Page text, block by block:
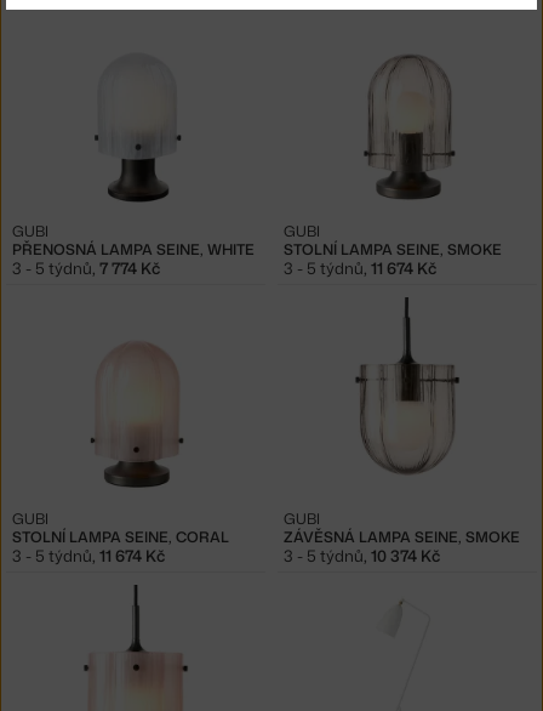
PŘENOSNÁ LAMPA SEINE, WHITE
GUBI
3 - 5 týdnů, 7 774 Kč
STOLNÍ LAMPA SEINE, SMOKE
GUBI
3 - 5 týdnů, 11 674 Kč
STOLNÍ LAMPA SEINE, CORAL
GUBI
3 - 5 týdnů, 11 674 Kč
ZÁVĚSNÁ LAMPA SEINE, SMOKE
GUBI
3 - 5 týdnů, 10 374 Kč